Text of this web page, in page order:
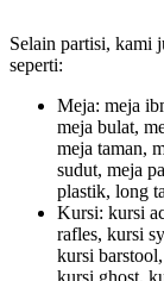
Selain partisi, kami
seperti:
Meja: meja
meja bulat,
meja taman,
sudut, meja
plastik, long
Kursi: kursi
rafles, kursi
kursi
kursi ghost,